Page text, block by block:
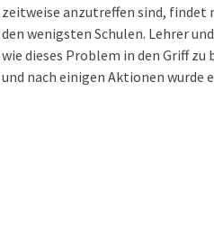
zeitweise anzutreffen sind, findet
den wenigsten Schulen. Lehrer
wie dieses Problem in den Griff zu
und nach einigen Aktionen wurde
und gerecht, dass er uns die